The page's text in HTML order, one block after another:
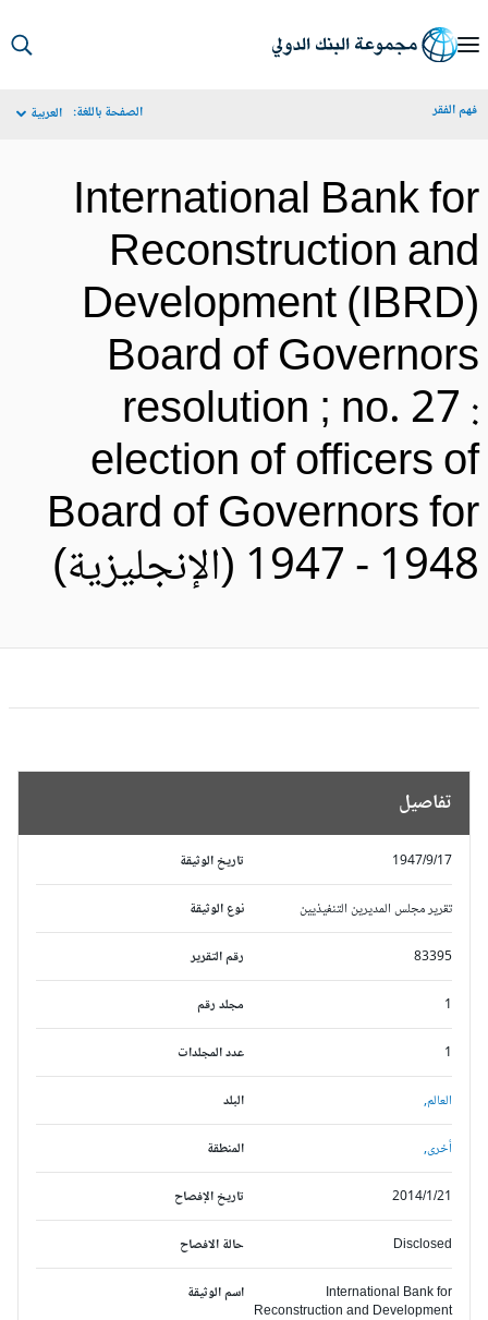
الفقر الصفحة باللغة: العربية
International Bank
Reconstruction
Development
Board of
resolution ; no.
election of officers
Board of Governors
- 1948 (الإنجليزية)
تفاصيل
تاريخ الوثيقة 1947/9/17
نوع الوثيقة تقرير مجلس المديرين التنفيذيين
رقم التقرير 83395
مجلد رقم
عدد المجلدات
البلد العالم,
المنطقة أخرى,
تاريخ الإفصاح 2014/1/21
حالة الافصاح Disclosed
اسم الوثيقة
International Bank for
Reconstruction and Development